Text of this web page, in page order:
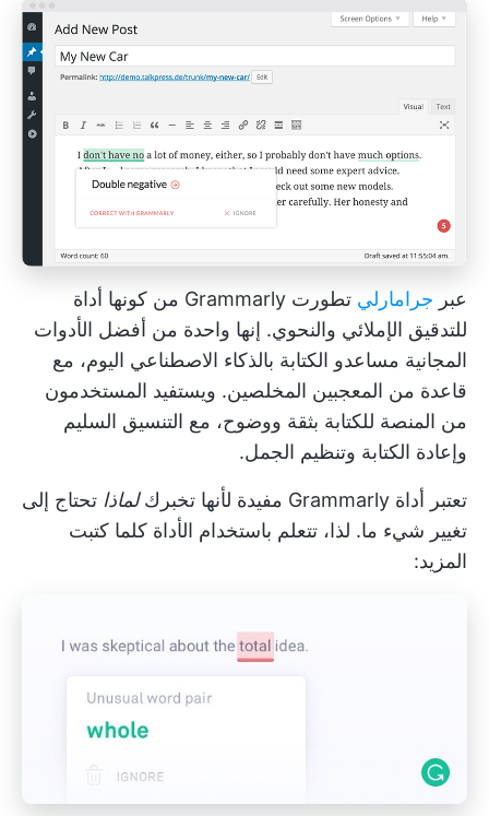
عبر جرامارلي
تطورت Grammarly من كونها أداة
للتدقيق الإملائي والنحوي. إنها واحدة من أفضل الأدوات
المجانية مساعدو الكتابة بالذكاء الاصطناعي اليوم، مع
قاعدة من المعجبين المخلصين. ويستفيد المستخدمون
من المنصة للكتابة بثقة ووضوح، مع التنسيق السليم
وإعادة الكتابة وتنظيم الجمل.
تعتبر أداة Grammarly مفيدة لأنها تخبرك لماذا تحتاج إلى
تغيير شيء ما. لذا، تتعلم باستخدام الأداة كلما كتبت
المزيد: